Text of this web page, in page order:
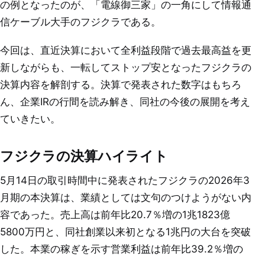
の例となったのが、「電線御三家」の一角にして情報通
信ケーブル大手のフジクラである。
今回は、直近決算において全利益段階で過去最高益を更
新しながらも、一転してストップ安となったフジクラの
決算内容を解剖する。決算で発表された数字はもちろ
ん、企業IRの行間を読み解き、同社の今後の展開を考え
ていきたい。
フジクラの決算ハイライト
5月14日の取引時間中に発表されたフジクラの2026年3
月期の本決算は、業績としては文句のつけようがない内
容であった。売上高は前年比20.7％増の1兆1823億
5800万円と、同社創業以来初となる1兆円の大台を突破
した。本業の稼ぎを示す営業利益は前年比39.2％増の